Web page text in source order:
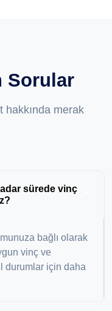
Sorular
hakkında merak
sürede vinç
bağlı olarak
vinç ve
durumlar için daha